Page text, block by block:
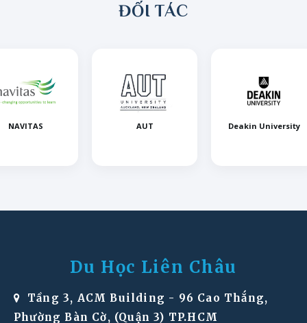
Thay đổi quan trọng trong visa du học Úc
ĐỐI TÁC
Deakin University George
Du Học Liên Châu
Tầng 3, ACM Building - 96 Cao Thắng,
Phường Bàn Cờ, (Quận 3) TP.HCM